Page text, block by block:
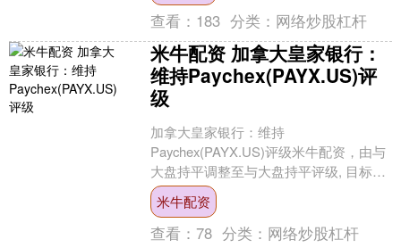
查看： 183 分类： 网络炒股杠杆
米牛配资 加拿大皇家银行：
维持Paychex(PAYX.US)评
级
加拿大皇家银行：维持
Paychex(PAYX.US)评级米牛配资，由与
大盘持平调整至与大盘持平评级, 目标价
由148.00美元调整至165.00美元。 沛齐
（P....
米牛配资
查看：78 分类： 网络炒股杠杆